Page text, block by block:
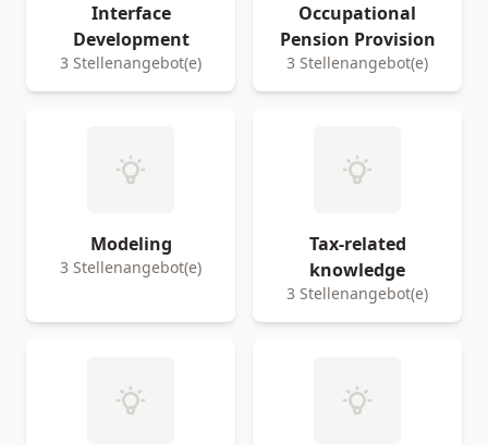
Interface
Development
3 Stellenangebot(e)
Occupational
Pension Provision
3 Stellenangebot(e)
Modeling
3 Stellenangebot(e)
Tax-related
knowledge
3 Stellenangebot(e)